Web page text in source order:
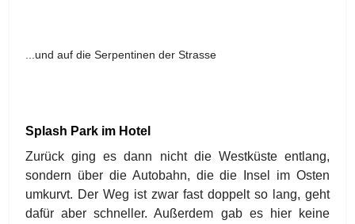
...und auf die Serpentinen der Strasse
Splash Park im Hotel
Zurück ging es dann nicht die Westküste entlang,
sondern über die Autobahn, die die Insel im Osten
umkurvt. Der Weg ist zwar fast doppelt so lang, geht
dafür aber schneller. Außerdem gab es hier keine